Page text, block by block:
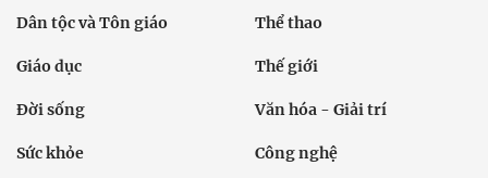
Dân tộc và Tôn giáo Thể thao
Giáo dục Thế giới
Đời sống Văn hóa - Giải trí
Sức khỏe Công nghệ